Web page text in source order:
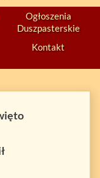
Ogłoszenia
Duszpasterskie
Kontakt